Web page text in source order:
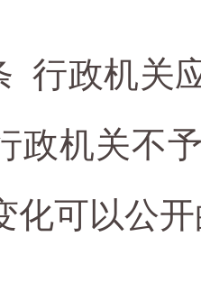
行政机关
政机关不
化可以公